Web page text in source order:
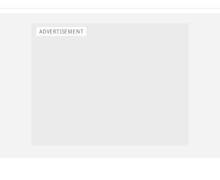
ADVERTISEMENT